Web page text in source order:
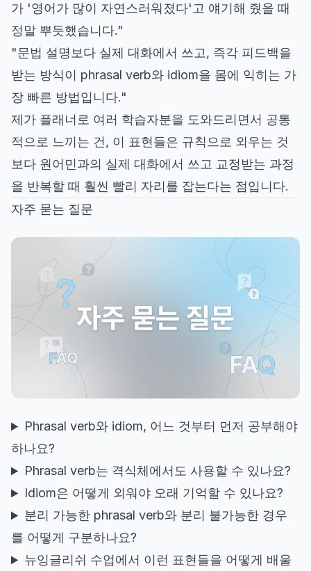
가 '영어가 많이 자연스러워졌다'고 얘기해 줬을 때
정말 뿌듯했습니다."
"문법 설명보다 실제 대화에서 쓰고, 즉각 피드백을
받는 방식이 phrasal verb와 idiom을 몸에 익히는 가
장 빠른 방법입니다."
제가 플래너로 여러 학습자분을 도와드리면서 공통
적으로 느끼는 건, 이 표현들은 규칙으로 외우는 것
보다 원어민과의 실제 대화에서 쓰고 교정받는 과정
을 반복할 때 훨씬 빨리 자리를 잡는다는 점입니다.
자주 묻는 질문
Phrasal verb와 idiom, 어느 것부터 먼저 공부해야
하나요?
Phrasal verb는 격식체에서도 사용할 수 있나요?
Idiom은 어떻게 외워야 오래 기억할 수 있나요?
분리 가능한 phrasal verb와 분리 불가능한 경우
를 어떻게 구분하나요?
뉴잉글리쉬 수업에서 이런 표현들을 어떻게 배울